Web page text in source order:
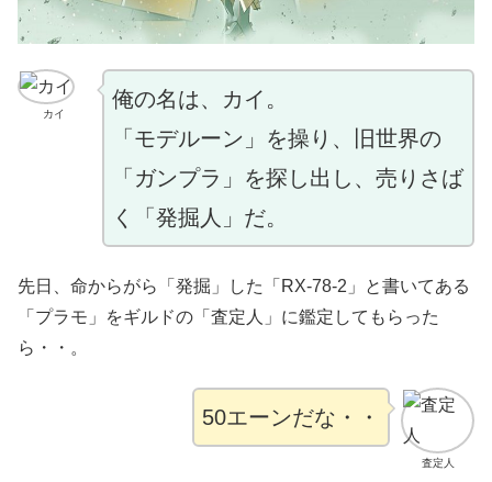
カイ
俺の名は、カイ。
「モデルーン」を操り、旧世界の
「ガンプラ」を探し出し、売りさば
く「発掘人」だ。
先日、命からがら「発掘」した「RX-78-2」と書いてある
「プラモ」をギルドの「査定人」に鑑定してもらった
ら・・。
査定人
50エーンだな・・